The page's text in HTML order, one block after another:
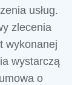
usług.
zlecenia
wykonanej
wystarczą
o